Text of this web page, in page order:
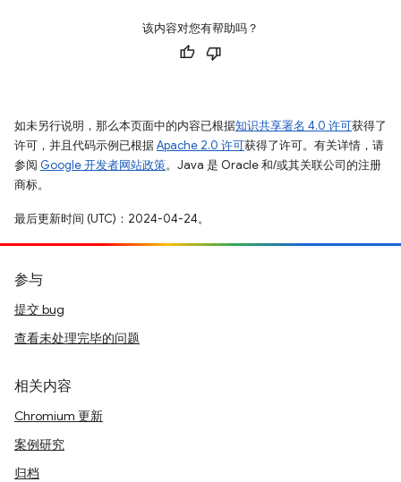
该内容对您有帮助吗？
如未另行说明，那么本页面中的内容已根据知识共享署名 4.0 许可获得了
许可，并且代码示例已根据Apache 2.0 许可获得了许可。有关详情，请
参阅 Google 开发者网站政策。Java 是 Oracle 和/或其关联公司的注册
商标。
最后更新时间 (UTC)：2024-04-24。
参与
提交 bug
查看未处理完毕的问题
相关内容
Chromium 更新
案例研究
归档